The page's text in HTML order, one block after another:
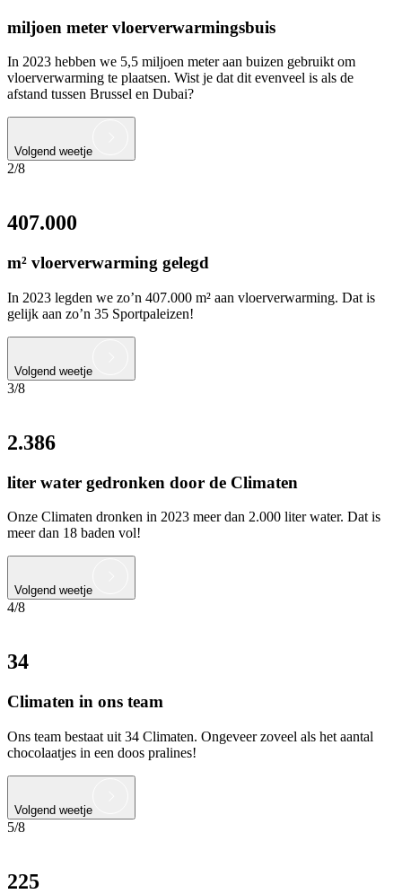
miljoen meter vloerverwarmingsbuis
In 2023 hebben we 5,5 miljoen meter aan buizen gebruikt om
vloerverwarming te plaatsen. Wist je dat dit evenveel is als de
afstand tussen Brussel en Dubai?
Volgend weetje
2/8
407.000
m² vloerverwarming gelegd
In 2023 legden we zo’n 407.000 m² aan vloerverwarming. Dat is
gelijk aan zo’n 35 Sportpaleizen!
Volgend weetje
3/8
2.386
liter water gedronken door de Climaten
Onze Climaten dronken in 2023 meer dan 2.000 liter water. Dat is
meer dan 18 baden vol!
Volgend weetje
4/8
34
Climaten in ons team
Ons team bestaat uit 34 Climaten. Ongeveer zoveel als het aantal
chocolaatjes in een doos pralines!
Volgend weetje
5/8
225